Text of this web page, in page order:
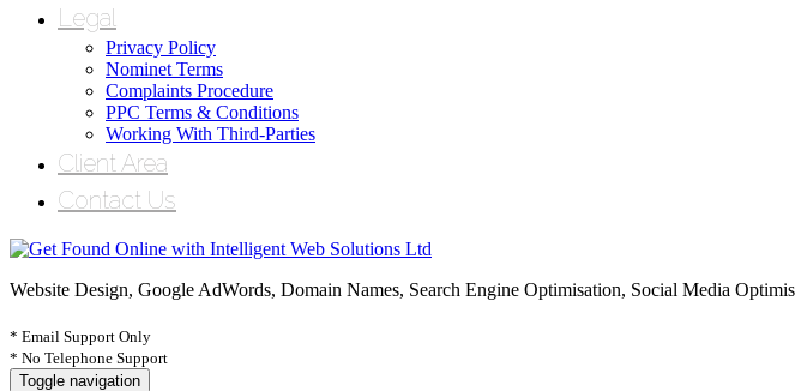
Legal
Privacy Policy
Nominet Terms
Complaints Procedure
PPC Terms & Conditions
Working With Third-Parties
Client Area
Contact Us
Website Design, Google AdWords, Domain Names, Search Engine Optimisation, Social Media
* Email Support Only
* No Telephone Support
Toggle navigation